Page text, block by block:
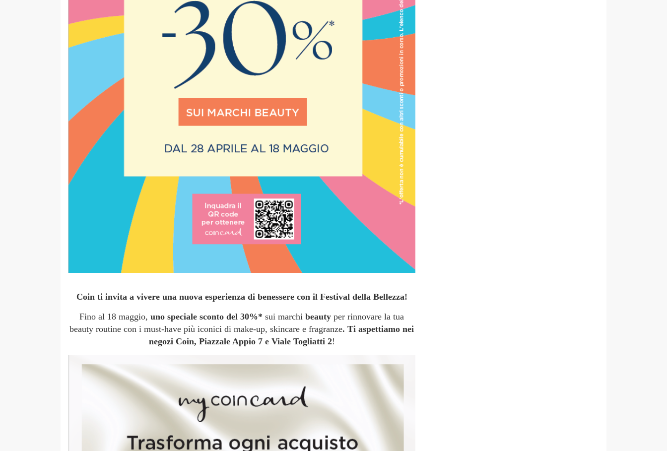
Coin ti invita a vivere una nuova esperienza di benessere con il Festival della Bellezza!
Fino al 18 maggio,uno speciale sconto del 30%* sui marchibeauty per rinnovare la tua
beauty routine con i must-have più iconici di make-up, skincare e fragranze. Ti aspettiamo nei
negozi Coin, Piazzale Appio 7 e Viale Togliatti 2!